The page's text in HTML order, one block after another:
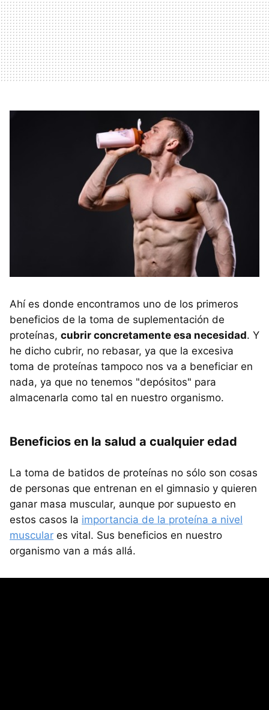
Ahí es donde encontramos uno de los primeros
beneficios de la toma de suplementación de
proteínas, cubrir concretamente esa necesidad. Y
he dicho cubrir, no rebasar, ya que la excesiva
toma de proteínas tampoco nos va a beneficiar en
nada, ya que no tenemos "depósitos" para
almacenarla como tal en nuestro organismo.
Beneficios en la salud a cualquier edad
La toma de batidos de proteínas no sólo son cosas
de personas que entrenan en el gimnasio y quieren
ganar masa muscular, aunque por supuesto en
estos casos la importancia de la proteína a nivel
muscular es vital. Sus beneficios en nuestro
organismo van a más allá.